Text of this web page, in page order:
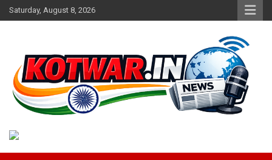
Skip
to
Saturday, August 8, 2026
kotwar.in